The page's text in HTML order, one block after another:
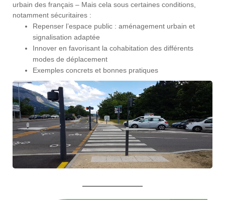
urbain des français – Mais cela sous certaines conditions,
notamment sécuritaires :
Repenser l’espace public : aménagement urbain et
signalisation adaptée
Innover en favorisant la cohabitation des différents
modes de déplacement
Exemples concrets et bonnes pratiques